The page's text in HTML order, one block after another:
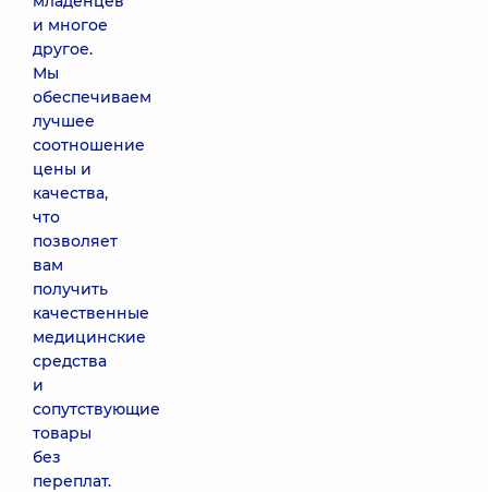
и многое
другое.
Мы
обеспечиваем
лучшее
соотношение
цены и
качества,
что
позволяет
вам
получить
качественные
медицинские
средства
и
сопутствующие
товары
без
переплат.